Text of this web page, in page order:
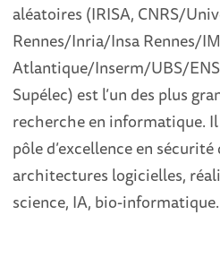
aléatoires (IRISA, CNRS/
Rennes/Inria/Insa Rennes/
Atlantique/Inserm/UBS/
Supélec) est l’un des plus
recherche en informatique.
pôle d’excellence en sécurité
architectures logicielles,
science, IA, bio-informatique.